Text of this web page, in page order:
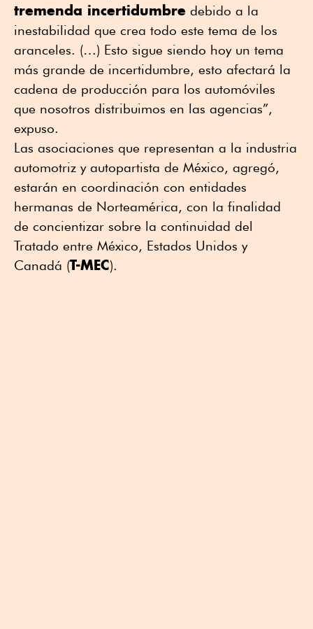
tremenda incertidumbre debido a la
inestabilidad que crea todo este tema de los
aranceles. (…) Esto sigue siendo hoy un tema
más grande de incertidumbre, esto afectará la
cadena de producción para los automóviles
que nosotros distribuimos en las agencias”,
expuso.
Las asociaciones que representan a la industria
automotriz y autopartista de México, agregó,
estarán en coordinación con entidades
hermanas de Norteamérica, con la finalidad
de concientizar sobre la continuidad del
Tratado entre México, Estados Unidos y
Canadá (T-MEC).